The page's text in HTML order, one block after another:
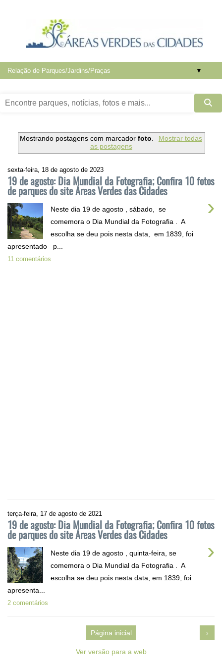
▼
Mostrando postagens com marcadorfoto.
Mostrar todas
as postagens
sexta-feira, 18 de agosto de 2023
19 de agosto: Dia Mundial da Fotografia; Confira 10 fotos
de parques do site Áreas Verdes das Cidades
›
Neste dia 19 de agosto , sábado, se
comemora o Dia Mundial da Fotografia . A
escolha se deu pois nesta data, em 1839, foi
apresentado p...
11 comentários
terça-feira, 17 de agosto de 2021
19 de agosto: Dia Mundial da Fotografia; Confira 10 fotos
de parques do site Áreas Verdes das Cidades
›
Neste dia 19 de agosto , quinta-feira, se
comemora o Dia Mundial da Fotografia . A
escolha se deu pois nesta data, em 1839, foi
apresenta...
2 comentários
›
Página inicial
Ver versão para a web